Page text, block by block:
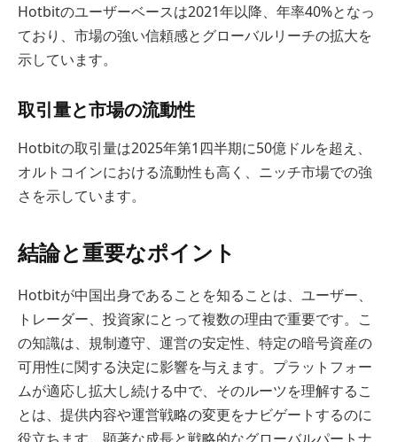
Hotbitのユーザーベースは2021年以降、年率40%となっ
ており、市場の強い信頼感とグローバルリーチの拡大を
示しています。
取引量と市場の流動性
Hotbitの取引量は2025年第1四半期に50億ドルを超え、
オルトコインにおける流動性も高く、ニッチ市場での強
さを示しています。
結論と重要なポイント
Hotbitが中国出身であることを知ることは、ユーザー、
トレーダー、投資家にとって複数の理由で重要です。こ
の知識は、規制遵守、運営の安定性、特定の暗号資産の
可用性に関する決定に影響を与えます。プラットフォー
ムが適応し拡大し続ける中で、そのルーツを理解するこ
とは、提供内容や運営戦略の変更をナビゲートするのに